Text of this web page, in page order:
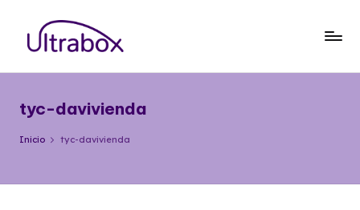
Saltar
contenido
o
g
que
importan
tyc-davivienda
Inicio tyc-davivienda